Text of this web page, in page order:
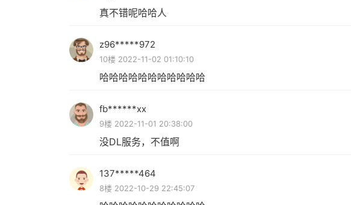
真不错呢哈哈人
z96*****972
10楼 2022-11-02 01:10:10
哈哈哈哈哈哈哈哈哈哈哈
fb******xx
9楼 2022-11-01 20:38:00
没DL服务，不值啊
137*****464
8楼 2022-10-29 22:45:07